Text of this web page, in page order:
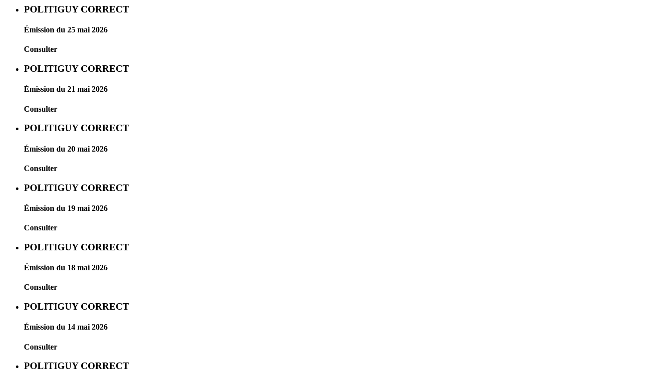
POLITIGUY CORRECT
Émission du 25 mai 2026
Consulter
POLITIGUY CORRECT
Émission du 21 mai 2026
Consulter
POLITIGUY CORRECT
Émission du 20 mai 2026
Consulter
POLITIGUY CORRECT
Émission du 19 mai 2026
Consulter
POLITIGUY CORRECT
Émission du 18 mai 2026
Consulter
POLITIGUY CORRECT
Émission du 14 mai 2026
Consulter
POLITIGUY CORRECT